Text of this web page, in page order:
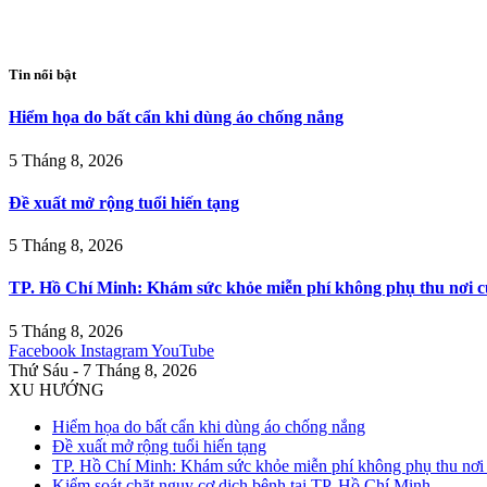
Tin nổi bật
Hiểm họa do bất cẩn khi dùng áo chống nắng
5 Tháng 8, 2026
Đề xuất mở rộng tuổi hiến tạng
5 Tháng 8, 2026
TP. Hồ Chí Minh: Khám sức khỏe miễn phí không phụ thu nơi
5 Tháng 8, 2026
Facebook InstagramYouTube
Thứ Sáu - 7 Tháng 8, 2026
XU HƯỚNG
Hiểm họa do bất cẩn khi dùng áo chống nắng
Đề xuất mở rộng tuổi hiến tạng
TP. Hồ Chí Minh: Khám sức khỏe miễn phí không phụ thu nơi